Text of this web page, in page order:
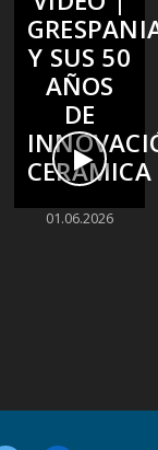
Y SUS 50
AÑOS
DE
CERÁMICA
01.06.2026